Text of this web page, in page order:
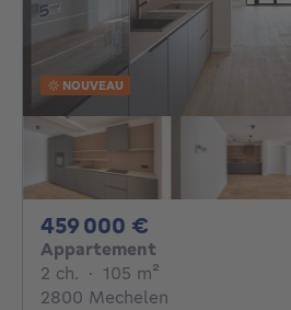
NOUVEAU
459 000 €
Appartement
2 ch. 2 chambres
· 105 m²
2800 Mechelen